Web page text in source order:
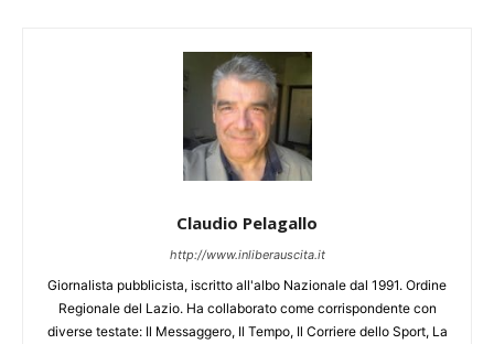
Claudio Pelagallo
http://www.inliberauscita.it
Giornalista pubblicista, iscritto all'albo Nazionale dal 1991. Ordine
Regionale del Lazio. Ha collaborato come corrispondente con
diverse testate: Il Messaggero, Il Tempo, Il Corriere dello Sport, La